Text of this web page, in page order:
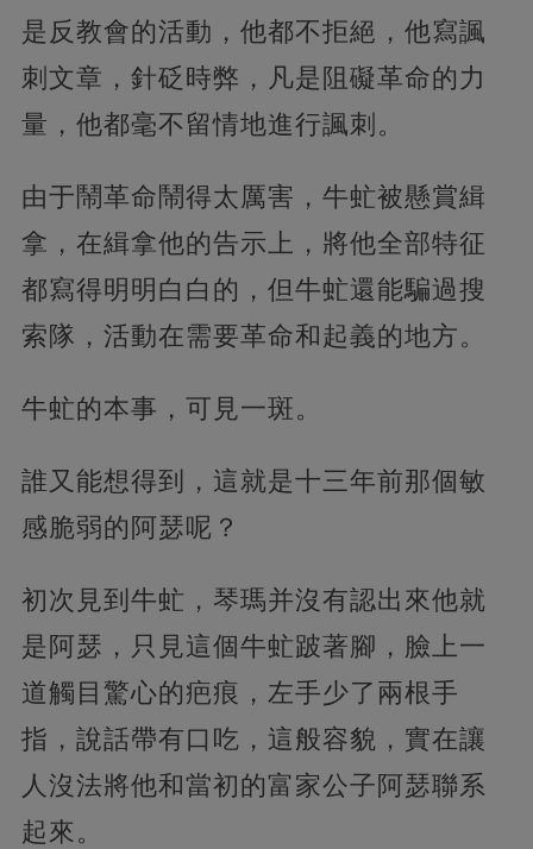
是反教會的活動，他都不拒絕，他寫諷
刺文章，針砭時弊，凡是阻礙革命的力
量，他都毫不留情地進行諷刺。
由于鬧革命鬧得太厲害，牛虻被懸賞緝
拿，在緝拿他的告示上，將他全部特征
都寫得明明白白的，但牛虻還能騙過搜
索隊，活動在需要革命和起義的地方。
牛虻的本事，可見一斑。
誰又能想得到，這就是十三年前那個敏
感脆弱的阿瑟呢？
初次見到牛虻，琴瑪并沒有認出來他就
是阿瑟，只見這個牛虻跛著腳，臉上一
道觸目驚心的疤痕，左手少了兩根手
指，說話帶有口吃，這般容貌，實在讓
人沒法將他和當初的富家公子阿瑟聯系
起來。